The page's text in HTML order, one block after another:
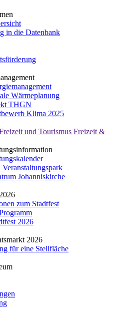
in die Datenbank
Wärmeplanung
THGN
Klima 2025
Freizeit &
Johanniskirche
zum Stadtfest
2026
2026
für eine Stellfläche